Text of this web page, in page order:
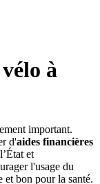
à
important.
d'aides financières
et
l'usage du
et bon pour la santé.